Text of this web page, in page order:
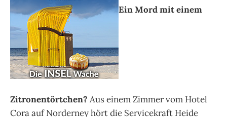
Ein Mord mit einem
Zitronentörtchen? Aus einem Zimmer vom Hotel
Cora auf Norderney hört die Servicekraft Heide